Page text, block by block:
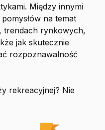
Między innymi
na temat
trendach rynkowych,
jak skutecznie
rozpoznawalność
rekreacyjnej? Nie